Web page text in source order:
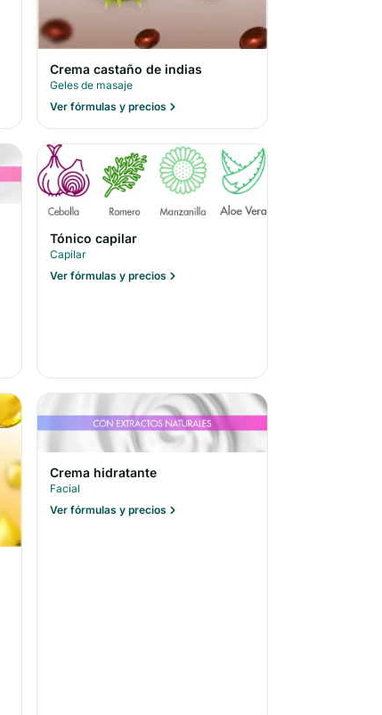
Crema castaño de indias
Geles de masaje
Ver fórmulas y precios
Tónico capilar
Capilar
Ver fórmulas y precios
Crema hidratante
Facial
Ver fórmulas y precios